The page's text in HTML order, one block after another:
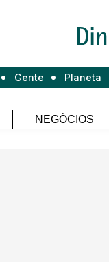
Gente Planeta
NEGÓCIOS